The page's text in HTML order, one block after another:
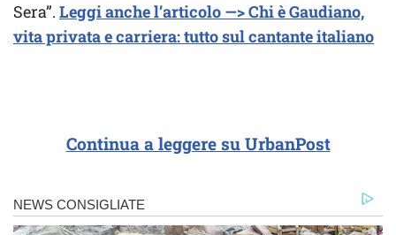
Sera”. Leggi anche l’articolo —> Chi è Gaudiano,
vita privata e carriera: tutto sul cantante italiano
Continua a leggere su UrbanPost